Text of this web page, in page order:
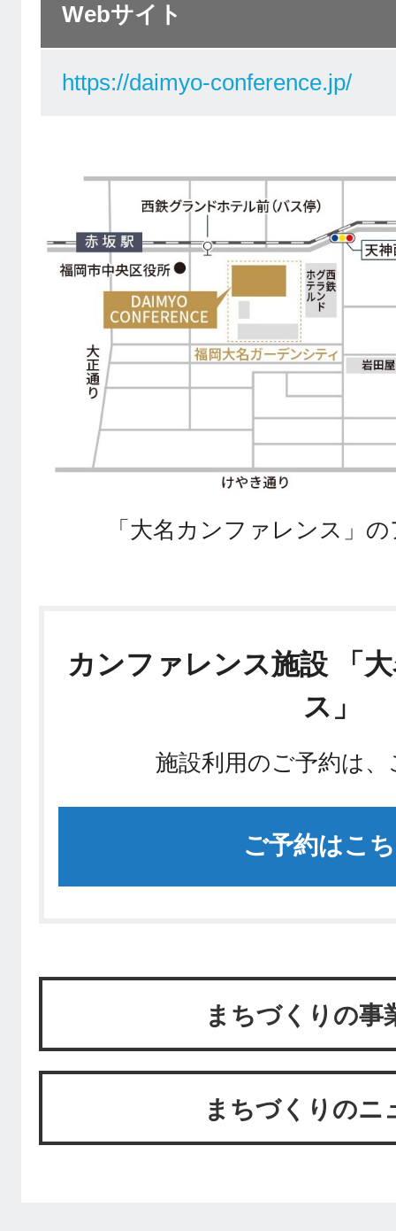
Webサイト
https://daimyo-conference.jp/
「大名カンファレンス」
カンファレンス施設 「
ス」
施設利用のご予約は
ご予約はこ
まちづくりの事
まちづくりのニ